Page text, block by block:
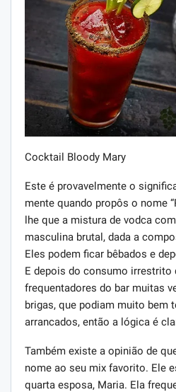
Cocktail Bloody Mary
Este é provavelmente o
mente quando propôs o nome
lhe que a mistura de vodca
masculina brutal, dada a
Eles podem ficar bêbados e
E depois do consumo irrestrito
frequentadores do bar muitas
brigas, que podiam muito bem
arrancados, então a lógica é
Também existe a opinião de
nome ao seu mix favorito. Ele
quarta esposa, Maria. Ela